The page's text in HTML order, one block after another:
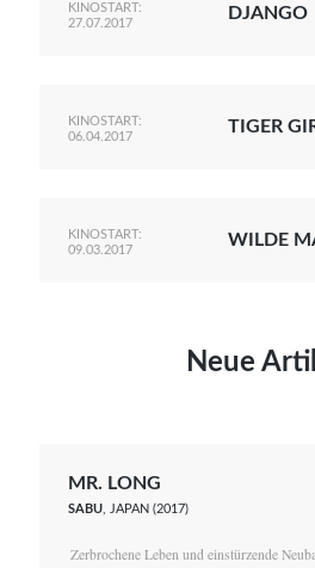
KINOSTART:
27.07.2017
DJANGO
KINOSTART:
06.04.2017
TIGER
KINOSTART:
09.03.2017
WILDE
Neue
MR. LONG
SABU , JAPAN (2017)
Zerbrochene Leben und einstürzende